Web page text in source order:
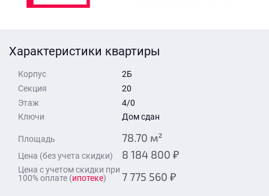
Характеристики квартиры
Корпус
2Б
Секция
20
Этаж
4/0
Ключи
Дом сдан
Площадь 78.70 м²
Цена (без учета скидки) 8 184 800 ₽
Цена с учетом скидки при
100% оплате (ипотеке) 7 775 560 ₽
Отправить